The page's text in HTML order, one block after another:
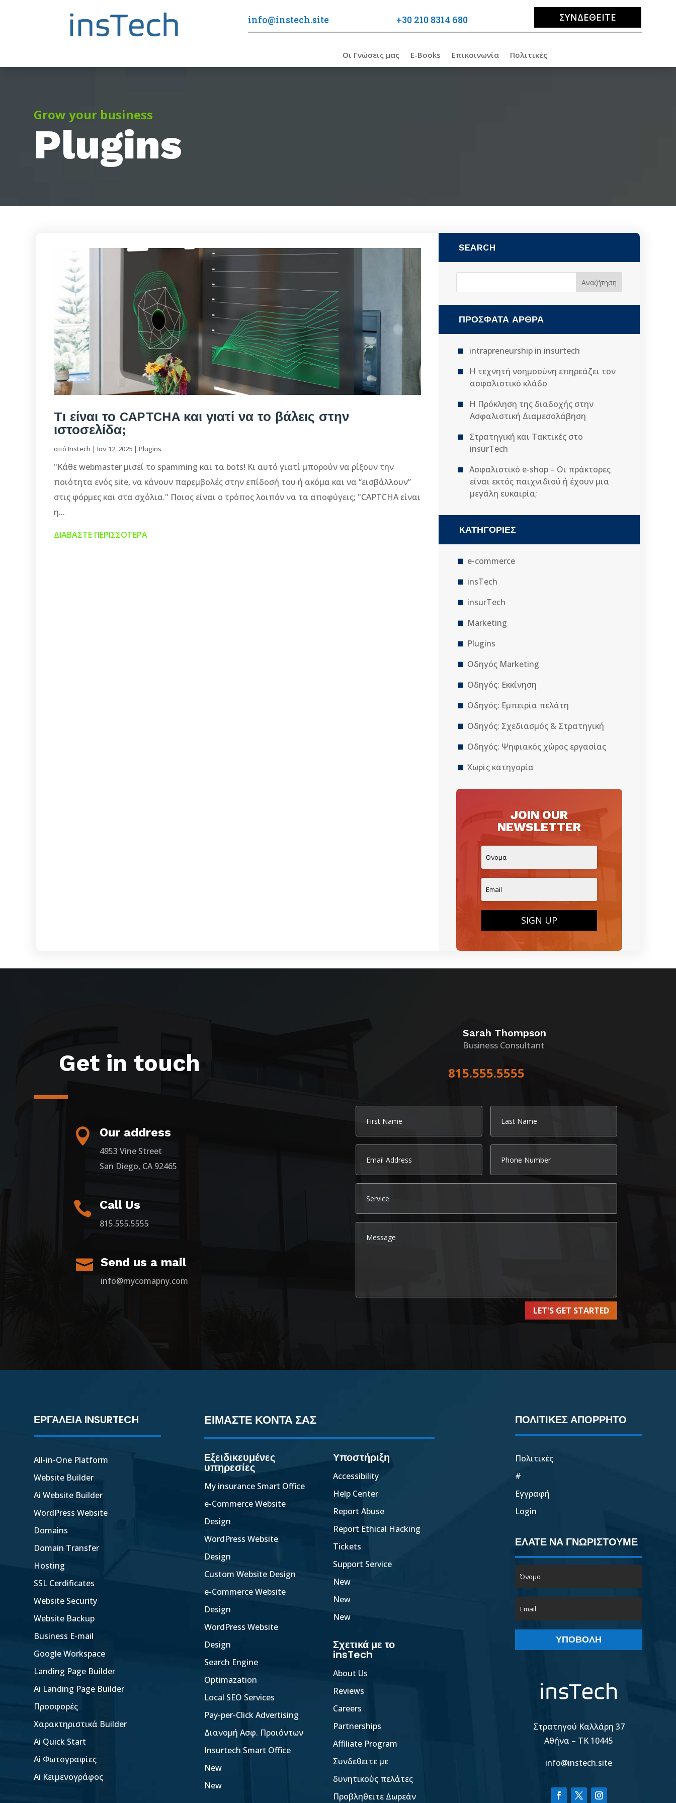
info@instech.site +30 210 8314 680 ΣΥΝΔΕΘΕΊΤΕ
Οι Γνώσεις μας E-Books Επικοινωνία Πολιτικές
Grow your business
Plugins
Tι είναι το CAPTCHA και γιατί να το βάλεις στην
ιστοσελίδα;
από Instech | Ιαν 12, 2025 | Plugins
"Κάθε webmaster μισεί τo spamming και τα bots! Κι αυτό γιατί μπορούν να ρίξουν την
ποιότητα ενός site, να κάνουν παρεμβολές στην επίδοσή του ή ακόμα και να “εισβάλλουν”
στις φόρμες και στα σχόλια." Ποιος είναι ο τρόπος λοιπόν να τα αποφύγεις; "CAPTCHA είναι
η...
ΔΙΑΒΆΣΤΕ ΠΕΡΙΣΣΌΤΕΡΑ
SEARCH
ΠΡΌΣΦΑΤΑ ΆΡΘΡΑ
intrapreneurship in insurtech
Η τεχνητή νοημοσύνη επηρεάζει τον
ασφαλιστικό κλάδο
Η Πρόκληση της διαδοχής στην
Ασφαλιστική Διαμεσολάβηση
Στρατηγική και Τακτικές στο
insurTech
Ασφαλιστικό e-shop – Οι πράκτορες
είναι εκτός παιχνιδιού ή έχουν μια
μεγάλη ευκαιρία;
KΑΤΗΓΟΡΊΕΣ
e-commerce
insTech
insurTech
Marketing
Plugins
Οδηγός Marketing
Οδηγός: Εκκίνηση
Οδηγός: Εμπειρία πελάτη
Οδηγός: Σχεδιασμός & Στρατηγική
Οδηγός: Ψηφιακός χώρος εργασίας
Χωρίς κατηγορία
JOIN OUR
NEWSLETTER
SIGN UP
Get in touch
 Our address
4953 Vine Street
San Diego, CA 92465
 Call Us
815.555.5555
 Send us a mail
info@mycomapny.com
Sarah Thompson
Business Consultant
815.555.5555
LET'S GET STARTED
ΕΡΓΑΛΕΙΑ INSURTECH
All-in-One Platform
Website Builder
Ai Website Builder
WordPress Website
Domains
Domain Transfer
Hosting
SSL Cerdificates
Website Security
Website Backup
Business E-mail
Google Workspace
Landing Page Builder
Ai Landing Page Builder
Προσφορές
Χαρακτηριστικά Builder
Ai Quick Start
Ai Φωτογραφίες
Ai Κειμενογράφος
ΕΙΜΑΣΤΕ ΚΟΝΤΑ ΣΑΣ
Εξειδικευμένες
υπηρεσίες
My insurance Smart Office
e-Commerce Website
Design
WordPress Website
Design
Custom Website Design
e-Commerce Website
Design
WordPress Website
Design
Search Engine
Optimazation
Local SEO Services
Pay-per-Click Advertising
Διανομή Ασφ. Προιόντων
Insurtech Smart Office
New
New
Υποστήριξη
Accessibility
Help Center
Report Abuse
Report Ethical Hacking
Tickets
Support Service
New
New
New
Σχετικά με το
insTech
About Us
Reviews
Careers
Partnerships
Affiliate Program
Συνδεθειτε με
δυνητικούς πελάτες
Προβληθειτε Δωρεάν
ΠΟΛΙΤΙΚΕΣ ΑΠΟΡΡΗΤΟ
Πολιτικές
#
Εγγραφή
Login
ΕΛΑΤΕ ΝΑ ΓΝΩΡΙΣΤΟΥΜΕ
ΥΠΟΒΟΛΉ
Στρατηγού Καλλάρη 37
Αθήνα – TK 10445
info@instech.site